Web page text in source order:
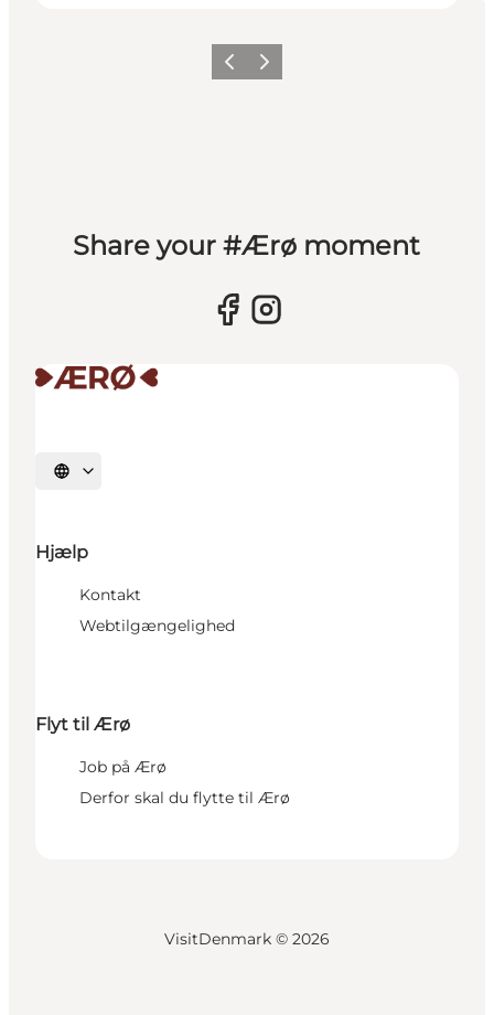
ForrigeNæste
Share your #Ærø moment
Vælg sprog
Hjælp
Kontakt
Webtilgængelighed
Flyt til Ærø
Job på Ærø
Derfor skal du flytte til Ærø
VisitDenmark © 2026